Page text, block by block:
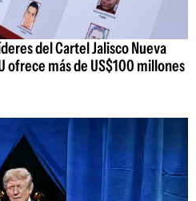
del Cartel Jalisco Nueva
ofrece más de US$100 millones